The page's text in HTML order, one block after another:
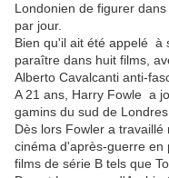
Londonien de figurer
par jour.
Bien qu'il ait été appelé à
paraître dans huit films,
Alberto Cavalcanti anti-
A 21 ans, Harry Fowle a
gamins du sud de
Dès lors Fowler a
cinéma d'après-guerre en
films de série B tels que